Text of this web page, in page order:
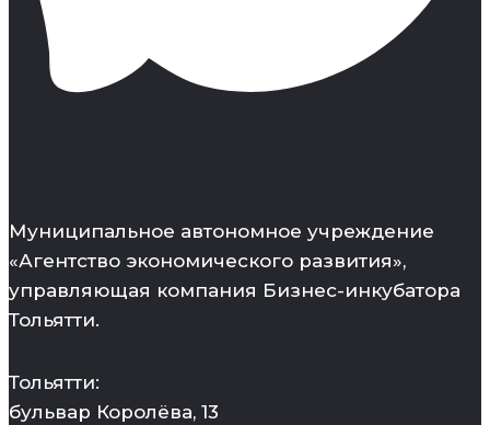
Муниципальное автономное учреждение
«Агентство экономического развития»,
управляющая компания Бизнес-инкубатора
Тольятти.
Тольятти:
бульвар Королёва, 13